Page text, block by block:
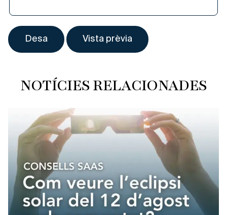
NOTÍCIES RELACIONADES